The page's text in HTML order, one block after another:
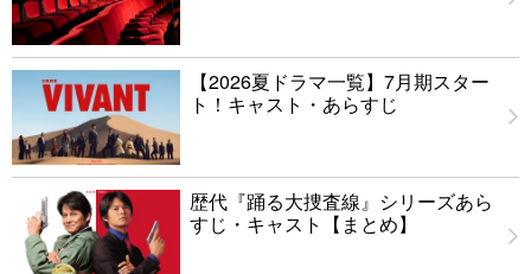
【2026夏ドラマ一覧】7月期スター
ト！キャスト・あらすじ
歴代『踊る大捜査線』シリーズあら
すじ・キャスト【まとめ】